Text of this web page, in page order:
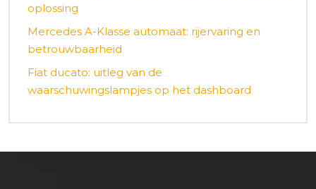
oplossing
Mercedes A-Klasse automaat: rijervaring en
betrouwbaarheid
Fiat ducato: uitleg van de
waarschuwingslampjes op het dashboard